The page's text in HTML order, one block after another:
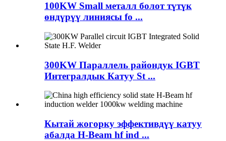
100KW Small металл болот түтүк
өндүрүү линиясы fo ...
300KW Параллель райондук IGBT
Интегралдык Катуу St ...
Кытай жогорку эффективдүү катуу
абалда H-Beam hf ind ...